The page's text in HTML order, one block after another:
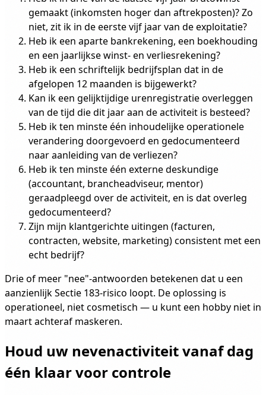
gemaakt (inkomsten hoger dan aftrekposten)? Zo
niet, zit ik in de eerste vijf jaar van de exploitatie?
Heb ik een aparte bankrekening, een boekhouding
en een jaarlijkse winst- en verliesrekening?
Heb ik een schriftelijk bedrijfsplan dat in de
afgelopen 12 maanden is bijgewerkt?
Kan ik een gelijktijdige urenregistratie overleggen
van de tijd die dit jaar aan de activiteit is besteed?
Heb ik ten minste één inhoudelijke operationele
verandering doorgevoerd en gedocumenteerd
naar aanleiding van de verliezen?
Heb ik ten minste één externe deskundige
(accountant, brancheadviseur, mentor)
geraadpleegd over de activiteit, en is dat overleg
gedocumenteerd?
Zijn mijn klantgerichte uitingen (facturen,
contracten, website, marketing) consistent met een
echt bedrijf?
Drie of meer "nee"-antwoorden betekenen dat u een
aanzienlijk Sectie 183-risico loopt. De oplossing is
operationeel, niet cosmetisch — u kunt een hobby niet in
maart achteraf maskeren.
Houd uw nevenactiviteit vanaf dag
één klaar voor controle